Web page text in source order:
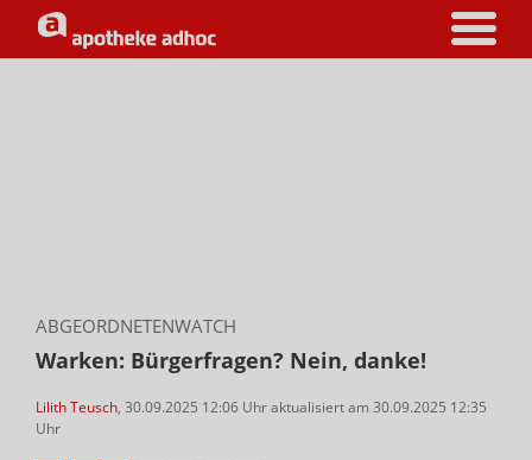
ABGEORDNETENWATCH
Warken: Bürgerfragen? Nein, danke!
Lilith Teusch, 30.09.2025 12:06 Uhraktualisiert am 30.09.2025 12:35
Uhr